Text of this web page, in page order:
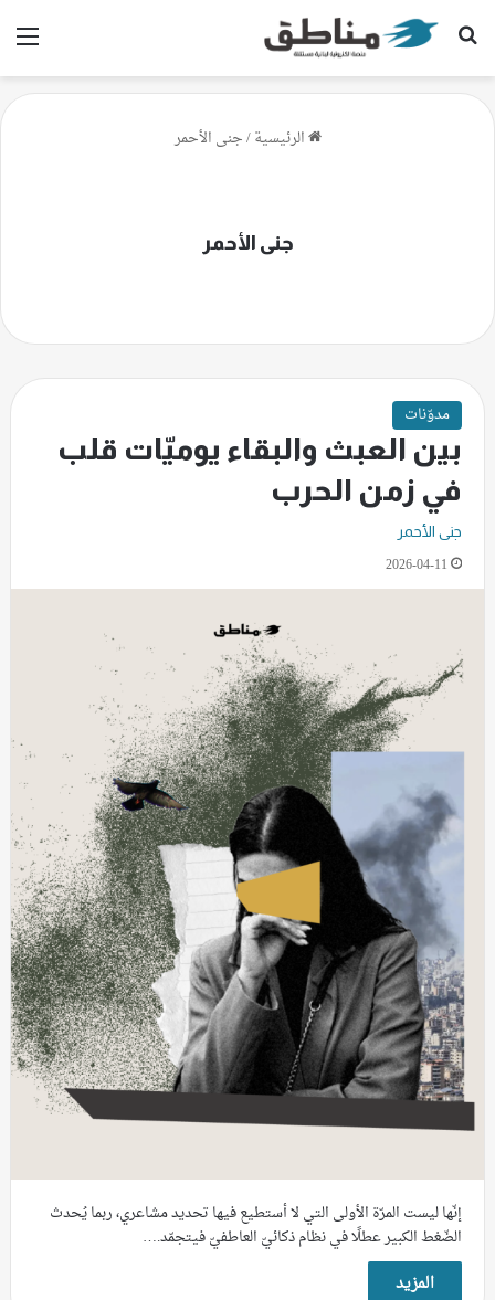
بحث عن
الرئيسية/جنى الأحمر
جنى الأحمر
مدوّنات
بين العبث والبقاء يوميّات قلب
في زمن الحرب
جنى الأحمر
2026-04-11
إنّها ليست المرّة الأولى التي لا أستطيع فيها تحديد مشاعري، ربما يُحدث
الضّغط الكبير عطلًا في نظام ذكائيّ العاطفيّ فيتجمّد.…
المزيد